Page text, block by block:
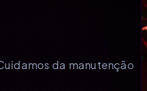
da manutenção